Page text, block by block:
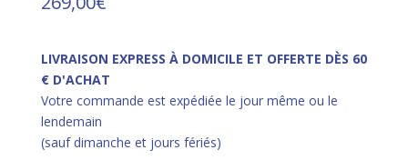
LIVRAISON EXPRESS À DOMICILE ET OFFERTE DÈS 60
€ D'ACHAT
Votre commande est expédiée le jour même ou le
lendemain
(sauf dimanche et jours fériés)